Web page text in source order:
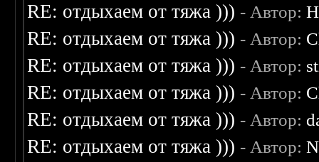
RE: отдыхаем от тяжа ))) - Автор:
RE: отдыхаем от тяжа ))) - Автор:
RE: отдыхаем от тяжа ))) - Автор:
RE: отдыхаем от тяжа ))) - Автор:
RE: отдыхаем от тяжа ))) - Автор:
RE: отдыхаем от тяжа ))) - Автор: